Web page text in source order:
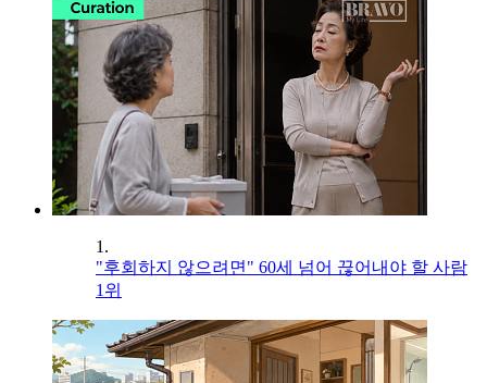
1.
"후회하지 않으려면" 60세 넘어 끊어내야 할 사람
1위